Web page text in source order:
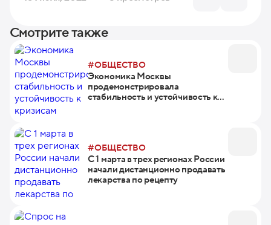
Смотрите также
#ОБЩЕСТВО
Экономика Москвы
продемонстрировала
стабильность и устойчивость к
#ОБЩЕСТВО
С 1 марта в трех регионах России
начали дистанционно продавать
лекарства по рецепту